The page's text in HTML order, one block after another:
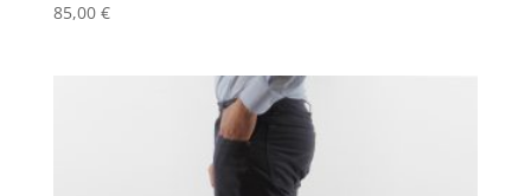
85,00 €